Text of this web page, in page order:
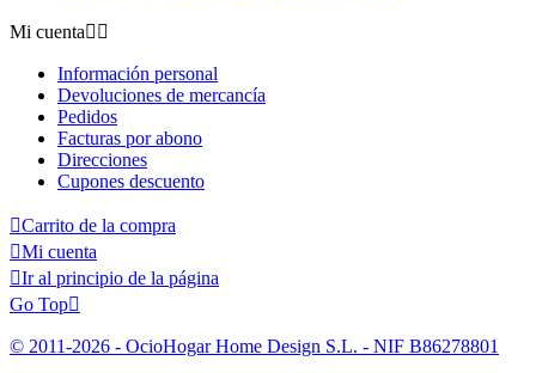
Mi cuenta 
Información personal
Devoluciones de mercancía
Pedidos
Facturas por abono
Direcciones
Cupones descuento
Carrito de la compra
Mi cuenta
Ir al principio de la página
Go Top
© 2011-2026 - OcioHogar Home Design S.L. - NIF B86278801